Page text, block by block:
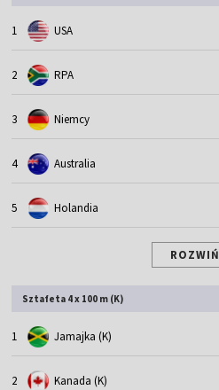
1 USA
2 RPA
3 Niemcy
4 Australia
5 Holandia
ROZWIŃ
Sztafeta 4 x 100 m (K)
1 Jamajka (K)
2 Kanada (K)